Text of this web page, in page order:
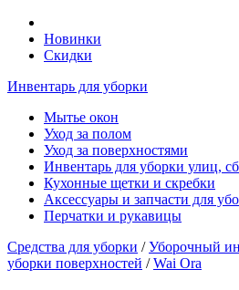
Новинки
Скидки
Инвентарь для уборки
Мытье окон
Уход за полом
Уход за поверхностями
Инвентарь для уборки улиц,
Кухонные щетки и скребки
Аксессуары и запчасти для
Перчатки и рукавицы
Средства для уборки /Уборочный
уборки поверхностей /Wai Ora